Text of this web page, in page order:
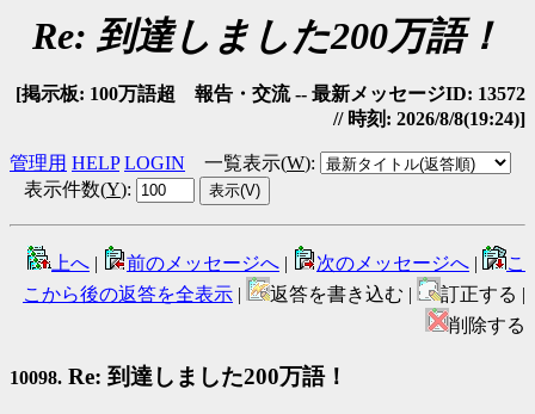
Re: 到達しました200万語！
[掲示板: 100万語超 報告・交流 -- 最新メッセージID: 13572
// 時刻: 2026/8/8(19:24)]
管理用 HELP LOGIN 一覧表示(W):
表示件数(Y):
上へ | 前のメッセージへ | 次のメッセージへ |
こ
こから後の返答を全表示 | 返答を書き込む |
訂正する |
削除する
10098. Re: 到達しました200万語！